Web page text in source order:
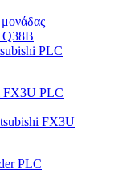
PLC
FX3U